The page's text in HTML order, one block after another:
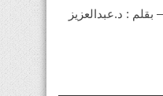
: د.عبدالعزيز